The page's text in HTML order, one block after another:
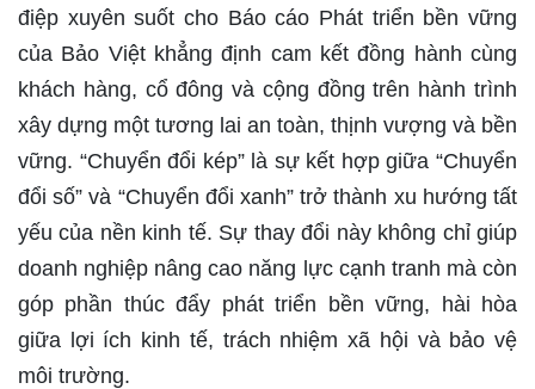
điệp xuyên suốt cho Báo cáo Phát triển bền vững
của Bảo Việt khẳng định cam kết đồng hành cùng
khách hàng, cổ đông và cộng đồng trên hành trình
xây dựng một tương lai an toàn, thịnh vượng và bền
vững. “Chuyển đổi kép” là sự kết hợp giữa “Chuyển
đổi số” và “Chuyển đổi xanh” trở thành xu hướng tất
yếu của nền kinh tế. Sự thay đổi này không chỉ giúp
doanh nghiệp nâng cao năng lực cạnh tranh mà còn
góp phần thúc đẩy phát triển bền vững, hài hòa
giữa lợi ích kinh tế, trách nhiệm xã hội và bảo vệ
môi trường.